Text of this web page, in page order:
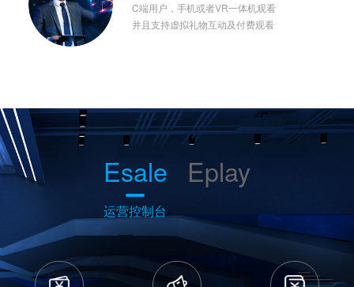
C端用户，手机或者VR一体机观看
并且支持虚拟礼物互动及付费观看
Esale
运营控制台
Eplay